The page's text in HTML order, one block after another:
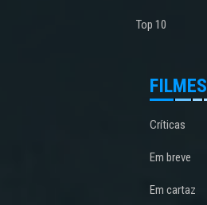
Top 10
FILMES
Críticas
Em breve
Em cartaz